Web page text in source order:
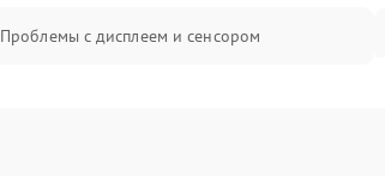
Проблемы с дисплеем и сенсором